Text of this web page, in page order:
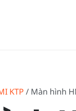
KTP / Màn hình